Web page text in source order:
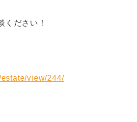
ください！
view/244/